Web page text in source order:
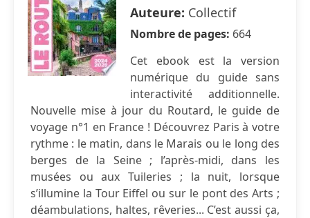
Auteure: Collectif
Nombre de pages: 664
Cet ebook est la version
numérique du guide sans
interactivité additionnelle.
Nouvelle mise à jour du Routard, le guide de
voyage n°1 en France ! Découvrez Paris à votre
rythme : le matin, dans le Marais ou le long des
berges de la Seine ; l’après-midi, dans les
musées ou aux Tuileries ; la nuit, lorsque
s’illumine la Tour Eiffel ou sur le pont des Arts ;
déambulations, haltes, rêveries... C’est aussi ça,